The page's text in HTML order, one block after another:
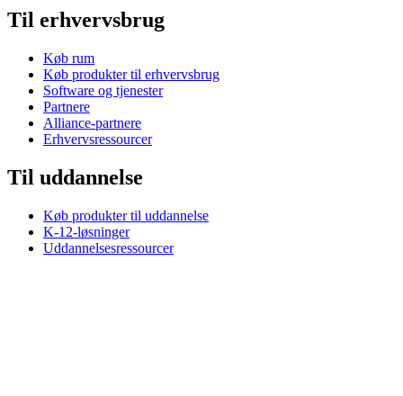
Til erhvervsbrug
Køb rum
Køb produkter til erhvervsbrug
Software og tjenester
Partnere
Alliance-partnere
Erhvervsressourcer
Til uddannelse
Køb produkter til uddannelse
K-12-løsninger
Uddannelsesressourcer